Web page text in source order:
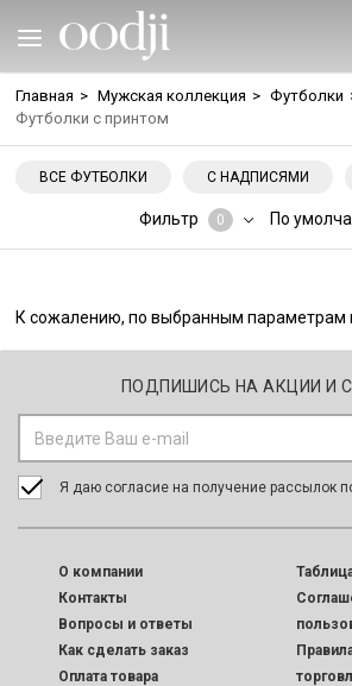
Главная > Мужская коллекция > Футболки
Футболки с принтом
ВСЕ ФУТБОЛКИ С НАДПИСЯМИ
Фильтр 0 По
К сожалению, по выбранным параметрам
ПОДПИШИСЬ НА АКЦИИ И
Я даю согласие на получение рассылок
O компании
Контакты
Вопросы и ответы
Как сделать заказ
Оплата товара